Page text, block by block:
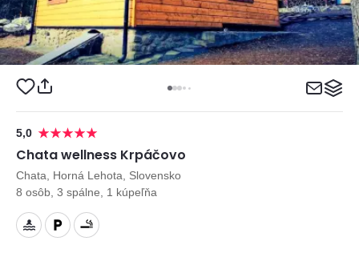
5,0
Chata wellness Krpáčovo
Chata, Horná Lehota, Slovensko
8 osôb, 3 spálne, 1 kúpeľňa